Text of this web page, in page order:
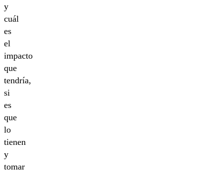
y
cuál
es
el
impacto
que
tendría,
si
es
que
lo
tienen
y
tomar